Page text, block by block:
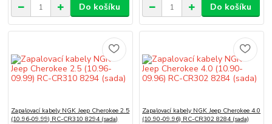
Do košíku Do košíku
Zapalovací kabely NGK Jeep Cherokee 2.5
(10.96-09.99) RC-CR310 8294 (sada)
Zapalovací kabely NGK Jeep Cherokee 4.0
(10.90-09.96) RC-CR302 8284 (sada)